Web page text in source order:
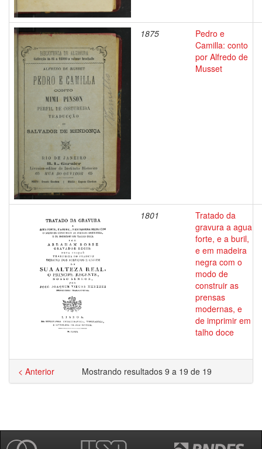
1875
Pedro e
Camilla: conto
por Alfredo de
Musset
1801
Tratado da
gravura a agua
forte, e a buril,
e em madeira
negra com o
modo de
construir as
prensas
modernas, e
de imprimir em
talho doce
Mostrando resultados 9 a 19 de 19
< Anterior